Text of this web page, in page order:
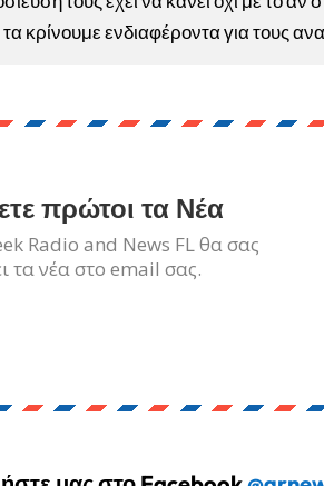
κρίνουμε ενδιαφέροντα για τους
πρώτοι τα Νέα
Radio and News FL θα σας
τα νέα στο email σας.